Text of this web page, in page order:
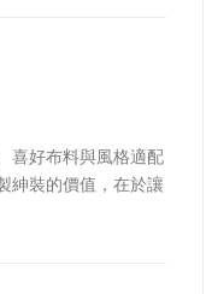
喜好布料與風格適配
紳裝的價值，在於讓